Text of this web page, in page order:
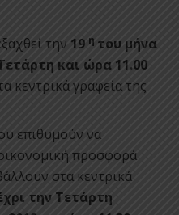
την 19 η του μήνα
και ώρα 11.00
κεντρικά γραφεία της
επιθυμούν να
προσφορά
στα κεντρικά
την Τετάρτη